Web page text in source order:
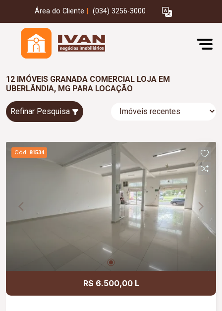
Área do Cliente (034) 3256-3000
12 IMÓVEIS GRANADA COMERCIAL LOJA EM
UBERLÂNDIA, MG PARA LOCAÇÃO
Refinar Pesquisa
Cód. 81534
R$ 6.500,00 L